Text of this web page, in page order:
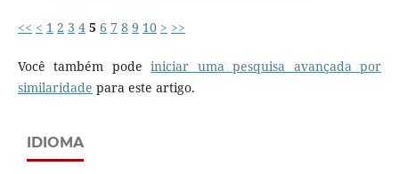
<< < 1 2 3 4 5 6 7 8 9 10 > >>
Você também podeiniciar uma pesquisa avançada por
similaridade para este artigo.
IDIOMA